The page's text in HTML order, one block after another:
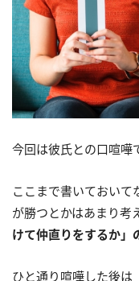
今回は彼氏との口喧嘩
ここまで書いておいて
が勝つとかはあまり考
けて仲直りをするか」
ひと通り喧嘩した後は